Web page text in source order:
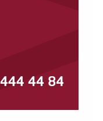
Künye
İletişim